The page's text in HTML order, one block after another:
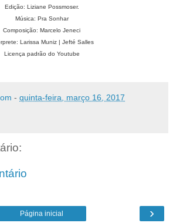
Edição: Liziane Possmoser.
Música: Pra Sonhar
Composição: Marcelo Jeneci
Larissa Muniz | Jefté Salles
Licença padrão do Youtube
- quinta-feira, março 16, 2017
›
Página inicial